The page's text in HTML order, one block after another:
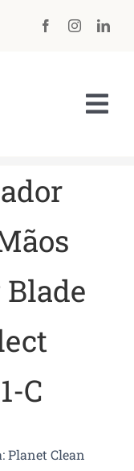
TÉCNICA
FREQUENTES
C
Planet Clean